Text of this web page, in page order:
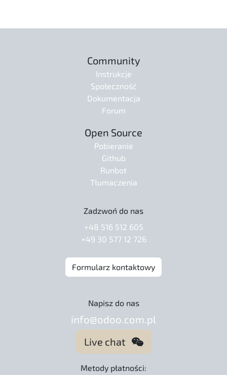
Community
Instrukcje
Społeczność
Dokumentacja
Forum
Open Source
Pobieranie
Github
Runbot
Tłumaczenia
Zadzwoń do nas
+48 516 512 605
+49 30 577 12 726
Formularz kontaktowy
Napisz do nas
info@odoo.com.pl
Live chat
Metody płatności: